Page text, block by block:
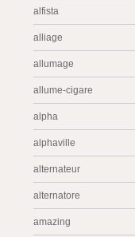
alfista
alliage
allumage
allume-cigare
alpha
alphaville
alternateur
alternatore
amazing